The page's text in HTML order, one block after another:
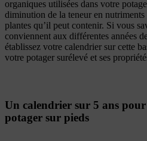
organiques utilisées dans votre
diminution de la teneur en
plantes qu’il peut contenir. Si vous
conviennent aux différentes années
établissez votre calendrier sur cette
votre potager surélevé et ses
Un calendrier sur 5 ans
potager sur pieds